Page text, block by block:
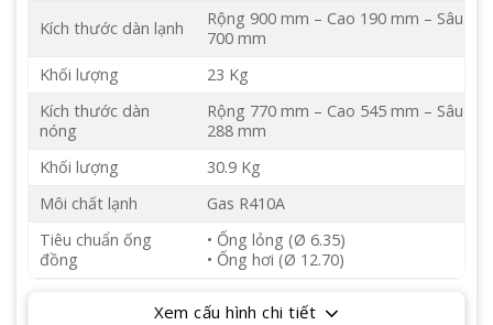
Kích thước dàn lạnh
Rộng 900 mm – Cao 190 mm – Sâu
700 mm
Khối lượng
23 Kg
Kích thước dàn
nóng
Rộng 770 mm – Cao 545 mm – Sâu
288 mm
Khối lượng
30.9 Kg
Môi chất lạnh
Gas R410A
Tiêu chuẩn ống
đồng
• Ống lỏng (Ø 6.35)
• Ống hơi (Ø 12.70)
Xem cấu hình chi tiết